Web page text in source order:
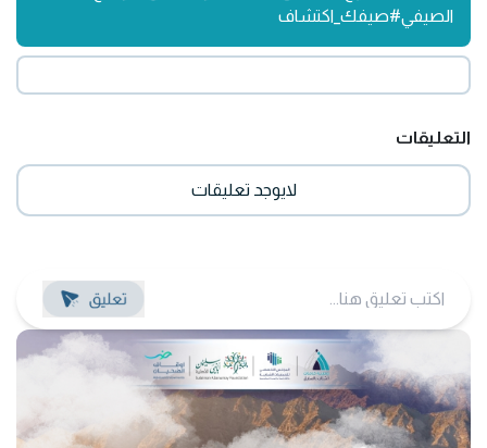
الصيفي#صيفك_اكتشاف
التعليقات
لايوجد تعليقات